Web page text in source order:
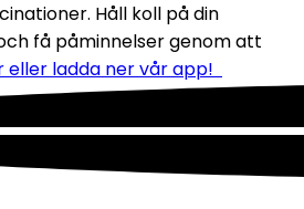
Håll koll på din
få påminnelser genom att
eller ladda ner vår app!